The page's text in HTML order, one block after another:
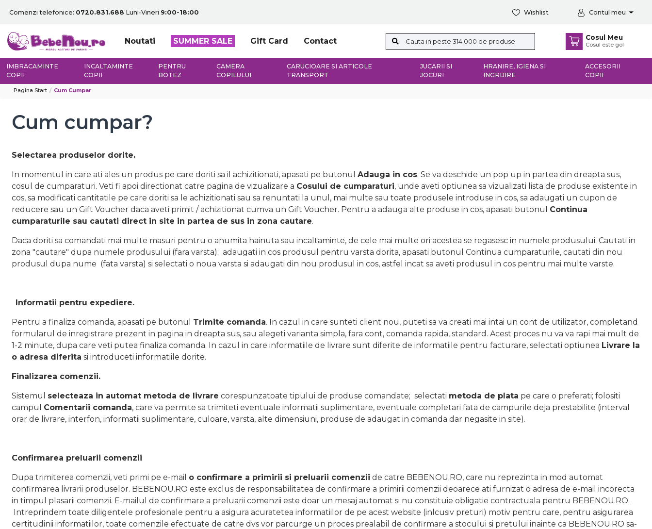
Comenzi telefonice: 0720.831.688 Luni-Vineri 9:00-18:00 Wishlist Contul meu
Noutati SUMMER SALE Gift Card Contact Cosul Meu
Cosul este gol
IMBRACAMINTE
COPII
INCALTAMINTE
COPII
PENTRU
BOTEZ
CAMERA
COPILULUI
CARUCIOARE SI ARTICOLE
TRANSPORT
JUCARII SI
JOCURI
HRANIRE, IGIENA SI
INGRIJIRE
ACCESORII
COPII
Pagina Start Cum Cumpar
Cum cumpar?
Selectarea produselor dorite.
In momentul in care ati ales un produs pe care doriti sa il achizitionati, apasati pe butonul Adauga in cos. Se va deschide un pop up in partea din dreapta sus,
cosul de cumparaturi. Veti fi apoi directionat catre pagina de vizualizare a Cosului de cumparaturi, unde aveti optiunea sa vizualizati lista de produse existente in
cos, sa modificati cantitatile pe care doriti sa le achizitionati sau sa renuntati la unul, mai multe sau toate produsele introduse in cos, sa adaugati un cupon de
reducere sau un Gift Voucher daca aveti primit / achizitionat cumva un Gift Voucher. Pentru a adauga alte produse in cos, apasati butonul Continua
cumparaturile sau cautati direct in site in partea de sus in zona cautare.
Daca doriti sa comandati mai multe masuri pentru o anumita hainuta sau incaltaminte, de cele mai multe ori acestea se regasesc in numele produsului. Cautati in
zona "cautare" dupa numele produsului (fara varsta); adaugati in cos produsul pentru varsta dorita, apasati butonul Continua cumparaturile, cautati din nou
produsul dupa nume (fata varsta) si selectati o noua varsta si adaugati din nou produsul in cos, astfel incat sa aveti produsul in cos pentru mai multe varste.
Informatii pentru expediere.
Pentru a finaliza comanda, apasati pe butonul Trimite comanda. In cazul in care sunteti client nou, puteti sa va creati mai intai un cont de utilizator, completand
formularul de inregistrare prezent in pagina in dreapta sus, sau alegeti varianta simpla, fara cont, comanda rapida, standard. Acest proces nu va va rapi mai mult de
1-2 minute, dupa care veti putea finaliza comanda. In cazul in care informatiile de livrare sunt diferite de informatiile pentru facturare, selectati optiunea Livrare la
o adresa diferita si introduceti informatiile dorite.
Finalizarea comenzii.
Sistemul selecteaza in automat metoda de livrare corespunzatoate tipului de produse comandate; selectati metoda de plata pe care o preferati; folositi
campul Comentarii comanda, care va permite sa trimiteti eventuale informatii suplimentare, eventuale completari fata de campurile deja prestabilite (interval
orar de livrare, interfon, informatii suplimentare, culoare, varsta, alte dimensiuni, produse de adaugat in comanda dar negasite in site).
Confirmarea preluarii comenzii
Dupa trimiterea comenzii, veti primi pe e-mail o confirmare a primirii si preluarii comenzii de catre BEBENOU.RO, care nu reprezinta in mod automat
confirmarea livrarii produselor. BEBENOU.RO este exclus de responsabilitatea de confirmare a primirii comenzii deoarece ati furnizat o adresa de e-mail incorecta
in timpul plasarii comenzii. E-mailul de confirmare a preluarii comenzii este doar un mesaj automat si nu constituie obligatie contractuala pentru BEBENOU.RO.
Intreprindem toate diligentele profesionale pentru a asigura acuratetea informatiilor de pe acest website (inlcusiv preturi) motiv pentru care, pentru asigurarea
certitudinii informatiilor, toate comenzile efectuate de catre dvs vor parcurge un proces prealabil de confirmare a stocului si pretului inainte ca BEBENOU.RO sa-